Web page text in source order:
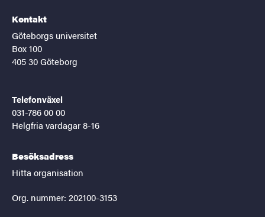
Kontakt
Göteborgs universitet
Box 100
405 30 Göteborg
Telefonväxel
031-786 00 00
Helgfria vardagar 8-16
Besöksadress
Hitta organisation
Org. nummer: 202100-3153